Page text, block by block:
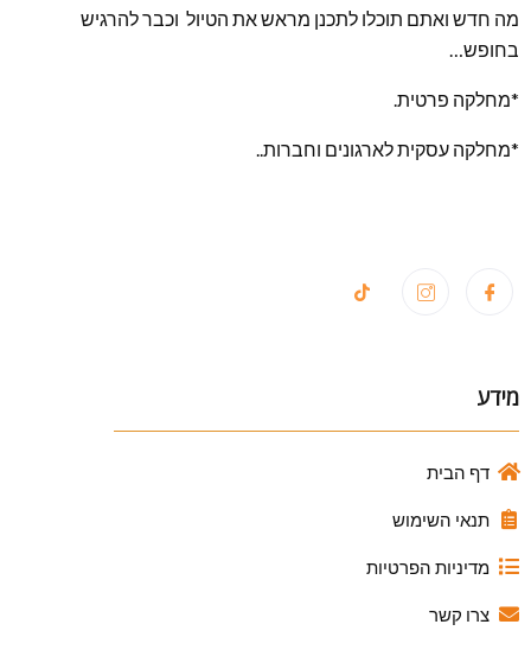
מה חדש ואתם תוכלו לתכנן מראש את הטיול וכבר להרגיש
בחופש…
*מחלקה פרטית.
*מחלקה עסקית לארגונים וחברות..
מידע
דף הבית
תנאי השימוש
מדיניות הפרטיות
צרו קשר